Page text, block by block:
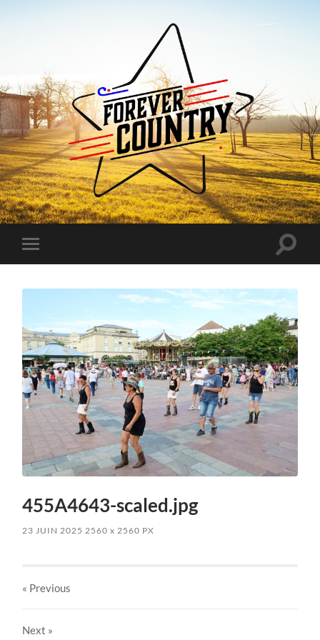
Forever
Country
Toggle
mobile
Toggle
455A4643-scaled.jpg
23 JUIN 2025 2560x 2560 PX
« Previous
Next »